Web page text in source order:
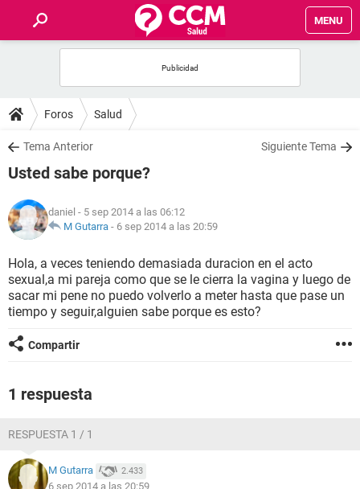
MENU
FOROS
SALUD
NUTRICIÓN
BIENESTAR
SEXUALIDAD
GLOSARIO
Foros Salud
Tema Anterior Siguiente Tema
Usted sabe porque?
daniel - 5 sep 2014 a las 06:12
M Gutarra - 6 sep 2014 a las 20:59
Hola, a veces teniendo demasiada duracion en el acto
sexual,a mi pareja como que se le cierra la vagina y luego de
sacar mi pene no puedo volverlo a meter hasta que pase un
tiempo y seguir,alguien sabe porque es esto?
Compartir
1 respuesta
RESPUESTA 1 / 1
M Gutarra 2.433
6 sep 2014 a las 20:59